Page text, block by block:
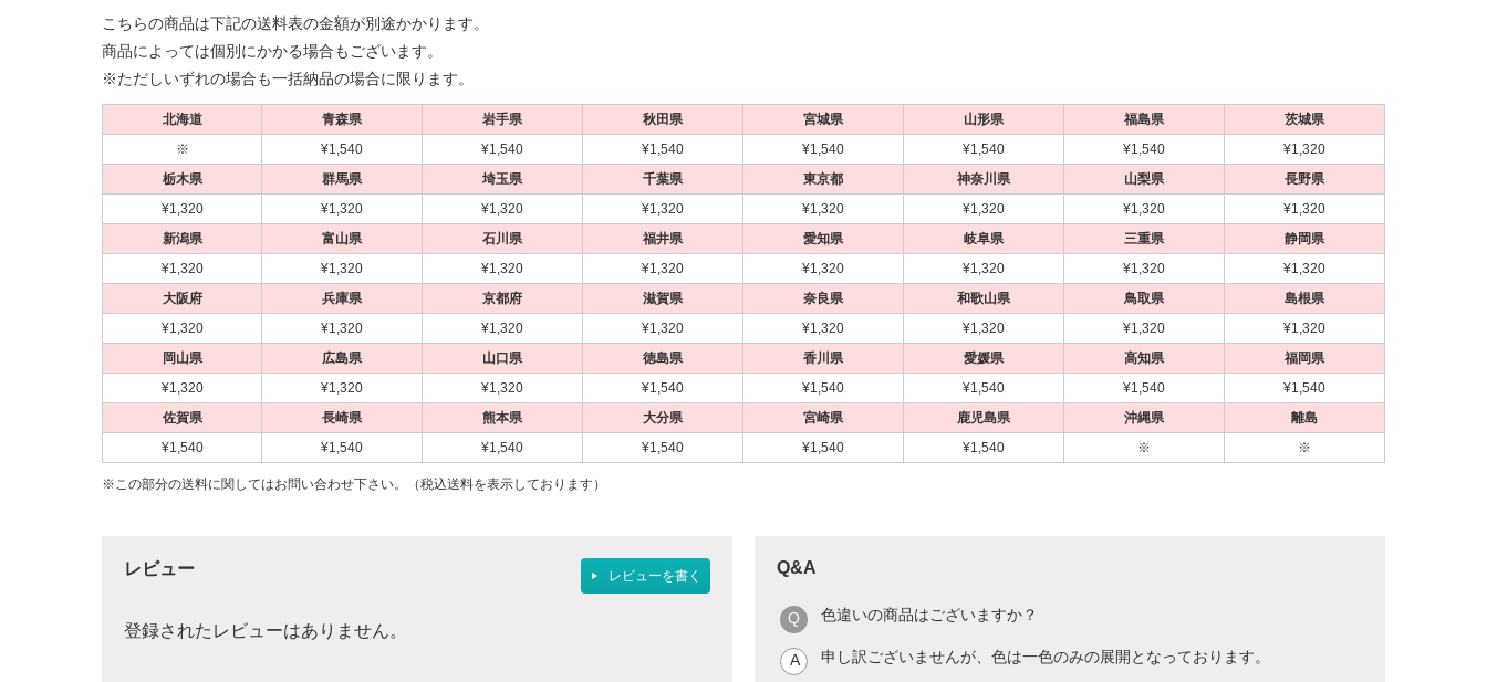
こちらの商品は下記の送料表の金額が別途かかります。
商品によっては個別にかかる場合もございます。
※ただしいずれの場合も一括納品の場合に限ります。
※この部分の送料に関してはお問い合わせ下さい。（税込送料を表示しております）
北海道 青森県 岩手県 秋田県 宮城県 山形県 福島県
茨城県
※
¥1,540 ¥1,540 ¥1,540 ¥1,540 ¥1,540 ¥1,540
¥1,320
栃木県
群馬県 埼玉県 千葉県 東京都 神奈川県 山梨県
長野県
¥1,320
¥1,320 ¥1,320 ¥1,320 ¥1,320 ¥1,320 ¥1,320
¥1,320
新潟県
富山県 石川県 福井県 愛知県 岐阜県 三重県
静岡県
¥1,320
¥1,320 ¥1,320 ¥1,320 ¥1,320 ¥1,320 ¥1,320
¥1,320
大阪府
兵庫県 京都府 滋賀県 奈良県 和歌山県 鳥取県
島根県
¥1,320
¥1,320 ¥1,320 ¥1,320 ¥1,320 ¥1,320 ¥1,320
¥1,320
岡山県
広島県 山口県 徳島県 香川県 愛媛県 高知県
福岡県
¥1,320
¥1,320 ¥1,320 ¥1,540 ¥1,540 ¥1,540 ¥1,540
¥1,540
佐賀県
長崎県 熊本県 大分県 宮崎県 鹿児島県 沖縄県
離島
¥1,540
¥1,540 ¥1,540 ¥1,540 ¥1,540 ¥1,540 ※ ※
レビュー レビューを書く
登録されたレビューはありません。
Q&A
色違いの商品はございますか？
申し訳ございませんが、色は一色のみの展開となっております。